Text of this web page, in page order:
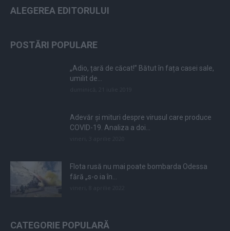
ALEGEREA EDITORULUI
POSTĂRI POPULARE
„Adio, țară de căcat!” Bătut în fața casei sale,
umilit de...
Adevăr și mituri despre virusul care produce
COVID-19. Analiza a doi...
Flota rusă nu mai poate bombarda Odessa
fără „s-o ia în...
CATEGORIE POPULARĂ